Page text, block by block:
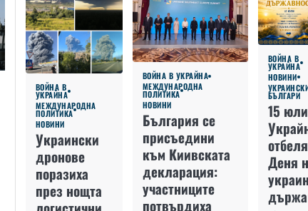
ВОЙНА В
УКРАЙНА
МЕЖДУНАРОДНА
ПОЛИТИКА
НОВИНИ
Украински
дронове
поразиха
през нощта
ВОЙНА В УКРАЙНА
МЕЖДУНАРОДНА
ПОЛИТИКА
НОВИНИ
България се
присъедини
към Киивската
декларация:
участниците
потвърдиха
ВОЙНА В
УКРАЙНА
НОВИНИ
БЪЛГАРИ
15
Деня